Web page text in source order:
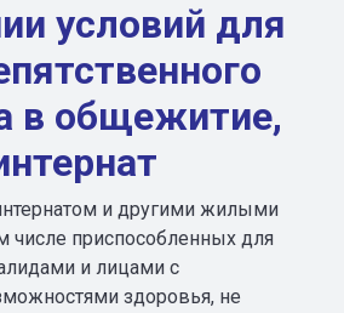
условий для
в общежитие,
и другими жилыми
числе приспособленных для
и лицами с
здоровья, не